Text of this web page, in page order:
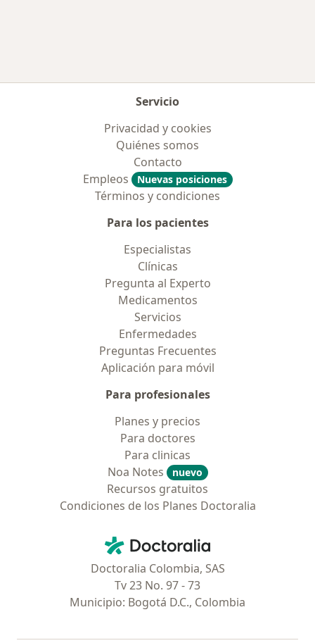
Servicio
Privacidad y cookies
Quiénes somos
Contacto
Empleos
Nuevas posiciones
Términos y condiciones
Para los pacientes
Especialistas
Clínicas
Pregunta al Experto
Medicamentos
Servicios
Enfermedades
Preguntas Frecuentes
Aplicación para móvil
Para profesionales
Planes y precios
Para doctores
Para clinicas
Noa Notes
nuevo
Recursos gratuitos
Condiciones de los Planes Doctoralia
Doctoralia - Página de inicio
Doctoralia Colombia, SAS
Tv 23 No. 97 - 73
Municipio: Bogotá D.C., Colombia